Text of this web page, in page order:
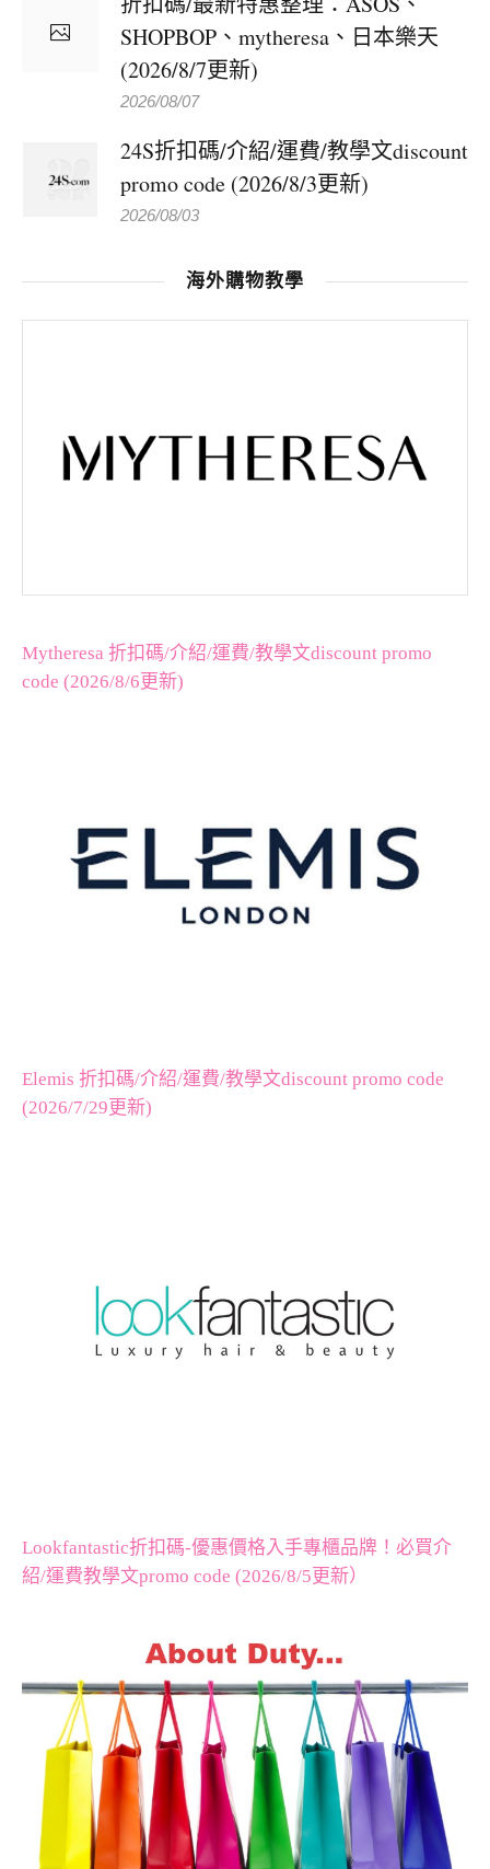
SHOPBOP、mytheresa、日本樂天
(2026/8/7更新)
2026/08/07
24S折扣碼/介紹/運費/教學文discount
promo code (2026/8/3更新)
2026/08/03
海外購物教學
Mytheresa 折扣碼/介紹/運費/教學文discount promo
code (2026/8/6更新)
Elemis 折扣碼/介紹/運費/教學文discount promo code
(2026/7/29更新)
Lookfantastic折扣碼-優惠價格入手專櫃品牌！必買介
紹/運費教學文promo code (2026/8/5更新）